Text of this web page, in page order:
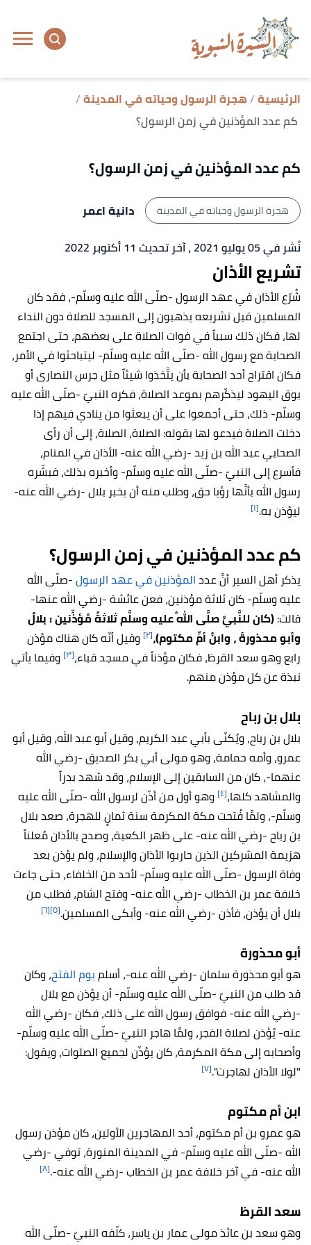
الرئيسية هجرة الرسول وحياته في المدينة
كم عدد المؤذنين في زمن الرسول؟
كم عدد المؤذنين في زمن الرسول؟
هجرة الرسول وحياته في المدينة
دانية اعمر
نُشر في 05 يوليو 2021
، آخر تحديث 11 أكتوبر 2022
تشريع الأذان
شُرّع الأذان في عهد الرسول -صلّى الله عليه وسلّم-، فقد كان
المسلمين قبل تشريعه يذهبون إلى المسجد للصلاة دون النداء
لها، فكان ذلك سبباً في فوات الصلاة على بعضهم، حتى اجتمع
الصحابة مع رسول الله -صلّى الله عليه وسلّم- ليتباحثوا في الأمر،
فكان اقتراح أحد الصحابة بأن يتَّخذوا شيئاً مثل جرس النصارى أو
بوق اليهود ليذكّرهم بموعد الصلاة، فكره النبيّ -صلّى الله عليه
وسلّم- ذلك، حتى أجمعوا على أن يبعثوا من ينادي فيهم إذا
دخلت الصلاة فيدعو لها بقوله: الصلاة، الصلاة، إلى أن رأى
الصحابي عبد الله بن زيد -رضي الله عنه- الأذان في المنام،
فأسرع إلى النبيّ -صلّى الله عليه وسلّم- وأخبره بذلك، فبشّره
رسول الله بأنَّها رؤيا حق، وطلب منه أن يخبر بلال -رضي الله عنه-
ليؤذن به.[١]
كم عدد المؤذنين في زمن الرسول؟
يذكر أهل السير أنَّ عددالمؤذنين في عهد الرسول-صلّى الله
عليه وسلّم- كان ثلاثة مؤذنين، فعن عائشة -رضي الله عنها-
قالت:(كان للنَّبيِّ صلَّى اللهُ عليه وسلَّم ثلاثةُ مُؤذِّنين : بلالٌ
وأبو محذورةَ ، وابنُ أمِّ مكتوم)،[٢]
وقيل أنّه كان هناك مؤذن
رابع وهو سعد القرظ، فكان مؤذناً في مسجد قباء،[٣]
وفيما يأتي
نبذة عن كل مؤذن منهم.
بلال بن رباح
بلال بن رباح، ويُكنّى بأبي عبد الكريم، وقيل أبو عبد الله، وقيل أبو
عمرو، وأمه حمامة، وهو مولى أبي بكر الصديق -رضي الله
عنهما-، كان من السابقين إلى الإسلام، وقد شهد بدراً
والمشاهد كلها،[٤]
وهو أول من أذّن لرسول الله -صلّى الله عليه
وسلّم-، ولمَّا فُتحت مكة المكرمة سنة ثمانٍ للهجرة، صعد بلال
بن رباح -رضي الله عنه- على ظهر الكعبة، وصدح بالأذان مُعلناً
هزيمة المشركين الذين حاربوا الأذان والإسلام، ولم يؤذن بعد
وفاة الرسول -صلّى الله عليه وسلّم- لأحد من الخلفاء، حتى جاءت
خلافة عمر بن الخطاب -رضي الله عنه- وفتح الشام، فطلب من
بلال أن يؤذن، فأذن -رضي الله عنه- وأبكى المسلمين.[٥] [٦]
أبو محذورة
هو أبو محذورة سلمان -رضي الله عنه-، أسلميوم الفتح، وكان
قد طلب من النبيّ -صلّى الله عليه وسلّم- أن يؤذن مع بلال
-رضي الله عنه- فوافق رسول الله على ذلك، فكان -رضي الله
عنه- يُؤذن لصلاة الفجر، ولمَّا هاجر النبيّ -صلّى الله عليه وسلّم-
وأصحابه إلى مكة المكرمة، كان يؤذّن لجميع الصلوات، ويقول:
"لولا الأذان لهاجرت".[٧]
ابن أم مكتوم
هو عمرو بن أم مكتوم، أحد المهاجرين الأولين، كان مؤذن رسول
الله -صلّى الله عليه وسلّم- في المدينة المنورة، توفي -رضي
الله عنه- في آخر خلافة عمر بن الخطاب -رضي الله عنه-.[٨]
سعد القرظ
وهو سعد بن عائذ مولى عمار بن ياسر، كلّفه النبيّ -صلّى الله